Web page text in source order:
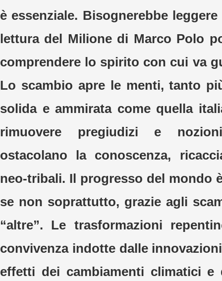
è essenziale. Bisognerebbe
lettura del Milione di Marco Polo
comprendere lo spirito con cui va
Lo scambio apre le menti, tanto
solida e ammirata come quella
rimuovere pregiudizi e
ostacolano la conoscenza,
neo-tribali. Il progresso del mondo
se non soprattutto, grazie agli
“altre”. Le trasformazioni
convivenza indotte dalle
effetti dei cambiamenti climatici e